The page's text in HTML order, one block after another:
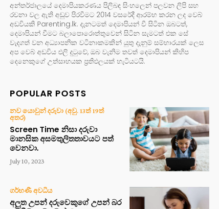
අන්තර්ජාලයේ දෙමාපියකරණය පිලිබඳ සිංහලෙන් පලවන ලිපි සහ
රචනා වල ඇති අඩුව පිරවීමට 2014 වසරේදී ආරම්භ කරන ලද වෙබ්
අඩවියකි Parenting.lk. දැනටමත් දෙමාපියන් වී සිටින ඔබටත්,
දෙමාපියන් වීමට බලාපොරොත්තුවෙන් සිටින සැමටත් එක සේ
වැදගත් වන අධ්‍යාපනික වටිනාකමකින් යුතු දැනුම් සම්භාරයක් ලෙස
අප වෙබ් අඩවිය එලි දුටුවේ, ඔබ වැනිම තවත් දෙමාපියන් කිහිප
දෙනෙකුගේ උත්සාහයක ප්‍රතිඵලයක් හැටියටයි.
POPULAR POSTS
නව යොවුන් දරුවා (අවු. 13ත් 19ත්
අතර)
Screen Time නිසා දරුවා
මානසික අසමතුලිතතාවයට පත්
වෙනවා.
July 10, 2023
ගර්භණී අවධිය
අලුත උපන් දරුවෙකුගේ උපන් බර